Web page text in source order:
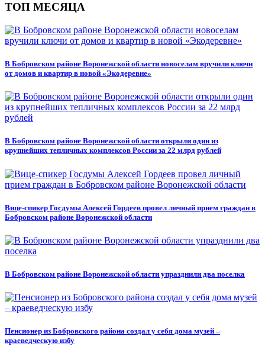
ТОП МЕСЯЦА
В Бобровском районе Воронежской области новоселам вручили ключи
от домов и квартир в новой «Экодеревне»
В Бобровском районе Воронежской области открыли один из
крупнейших тепличных комплексов России за 22 млрд рублей
Вице-спикер Госдумы Алексей Гордеев провел личный прием граждан в
Бобровском районе Воронежской области
В Бобровском районе Воронежской области упразднили два поселка
Пенсионер из Бобровского района создал у себя дома музей –
краеведческую избу